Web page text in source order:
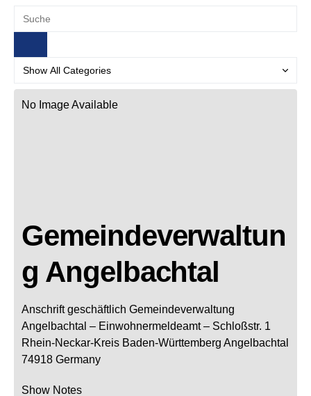
No Image Available
Gemeindeverwaltun
g Angelbachtal
Anschrift geschäftlich Gemeindeverwaltung
Angelbachtal – Einwohnermeldeamt – Schloßstr. 1
Rhein-Neckar-Kreis Baden-Württemberg Angelbachtal
74918 Germany
Show Notes